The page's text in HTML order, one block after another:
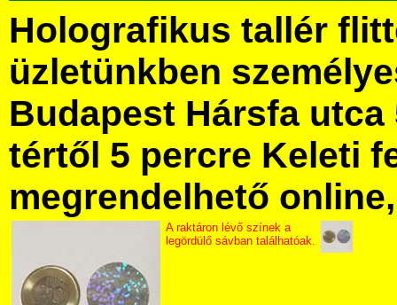
Holografikus tallér
üzletünkben
Budapest Hársfa utca
tértől 5 percre Keleti
megrendelhető
A raktáron lévő színek a
legördülő sávban találhatóak.